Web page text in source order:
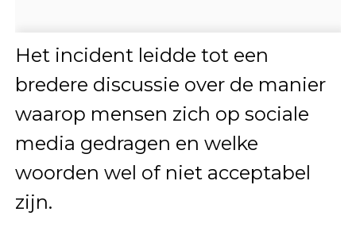
Het incident leidde tot een
bredere discussie over de manier
waarop mensen zich op sociale
media gedragen en welke
woorden wel of niet acceptabel
zijn.